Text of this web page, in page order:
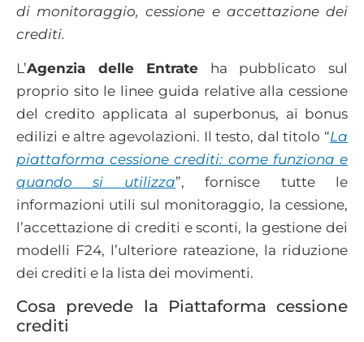
di monitoraggio, cessione e accettazione dei
crediti.
L’Agenzia delle Entrate ha pubblicato sul
proprio sito le linee guida relative alla cessione
del credito applicata al superbonus, ai bonus
edilizi e altre agevolazioni. Il testo, dal titolo “La
piattaforma cessione crediti: come funziona e
quando si utilizza”, fornisce tutte le
informazioni utili sul monitoraggio, la cessione,
l’accettazione di crediti e sconti, la gestione dei
modelli F24, l’ulteriore rateazione, la riduzione
dei crediti e la lista dei movimenti.
Cosa prevede la Piattaforma cessione
crediti